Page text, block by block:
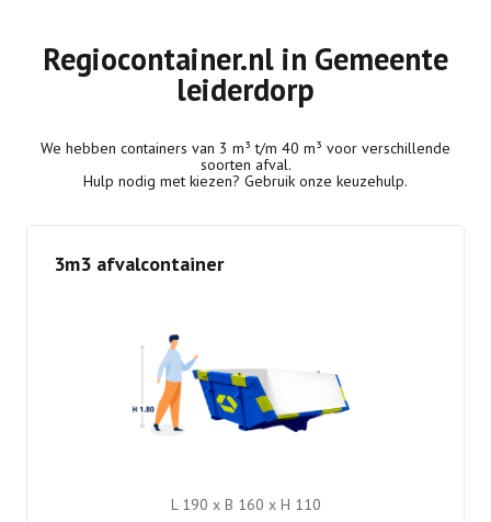
Regiocontainer.nl in Gemeente
leiderdorp
We hebben containers van 3 m³ t/m 40 m³ voor verschillende
soorten afval.
Hulp nodig met kiezen? Gebruik onze keuzehulp.
3m3 afvalcontainer
L 190 x B 160 x H 110